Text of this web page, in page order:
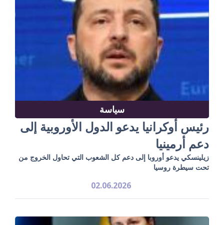
سياسة
رئيس أوكرانيا يدعو الدول الأوروبية إلى
دعم أرمينيا
زيلينسكي يدعو أوروبا إلى دعم كل الشعوب التي تحاول الخروج من
تحت سيطرة روسيا
02.06.2026